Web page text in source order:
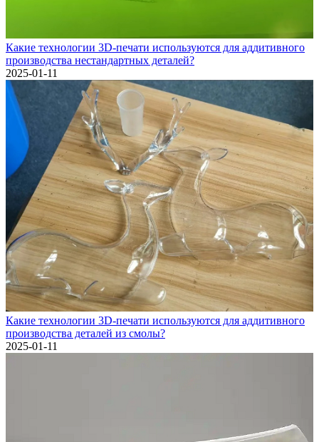
Какие технологии 3D-печати используются для аддитивного
производства нестандартных деталей?
2025-01-11
Какие технологии 3D-печати используются для аддитивного
производства деталей из смолы?
2025-01-11